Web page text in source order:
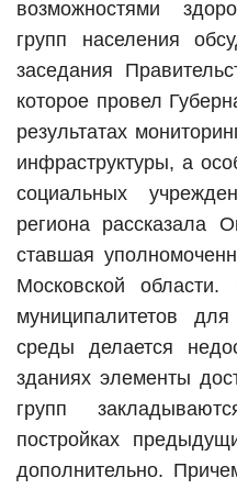
возможностями
групп населения
заседания
которое провел
результатах
инфраструктуры, а
социальных
региона рассказала
ставшая
Московской
муниципалитетов
среды делается
зданиях элементы
групп
постройках
дополнительно.